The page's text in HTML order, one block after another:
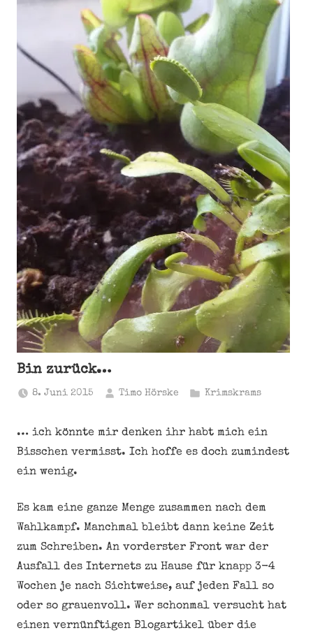
Bin zurück…
8. Juni 2015 Timo Hörske Krimskrams
… ich könnte mir denken ihr habt mich ein
Bisschen vermisst. Ich hoffe es doch zumindest
ein wenig.
Es kam eine ganze Menge zusammen nach dem
Wahlkampf. Manchmal bleibt dann keine Zeit
zum Schreiben. An vorderster Front war der
Ausfall des Internets zu Hause für knapp 3-4
Wochen je nach Sichtweise, auf jeden Fall so
oder so grauenvoll. Wer schonmal versucht hat
einen vernünftigen Blogartikel über die